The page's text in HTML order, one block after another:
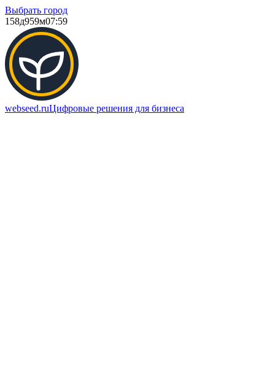
Выбрать город
158д959м07:59
webseed.ruЦифровые решения для бизнеса